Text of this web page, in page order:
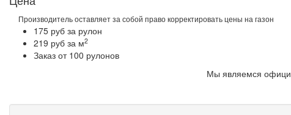
Производитель оставляет за собой право корректировать цены на газон
175 руб за рулон
219 руб за м2
Заказ от 100 рулонов
Мы являемся